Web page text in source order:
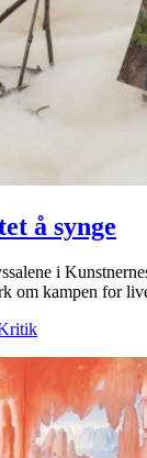
å synge
i
om kampen for